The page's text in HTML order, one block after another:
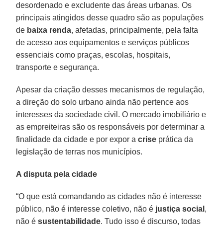
desordenado e excludente das áreas urbanas. Os
principais atingidos desse quadro são as populações
de baixa renda, afetadas, principalmente, pela falta
de acesso aos equipamentos e serviços públicos
essenciais como praças, escolas, hospitais,
transporte e segurança.
Apesar da criação desses mecanismos de regulação,
a direção do solo urbano ainda não pertence aos
interesses da sociedade civil. O mercado imobiliário e
as empreiteiras são os responsáveis por determinar a
finalidade da cidade e por expor acrise prática da
legislação de terras nos municípios.
A disputa pela cidade
“O que está comandando as cidades não é interesse
público, não é interesse coletivo, não é justiça social ,
não ésustentabilidade. Tudo isso é discurso, todas